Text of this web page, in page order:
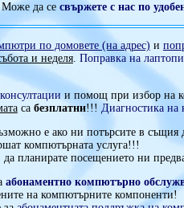
Може да се свържете с нас по
по домовете (на адрес) и
и неделя. Поправка на лаптопи
и помощ при избор на
са безплатни!!! Диагностика на
е ако ни потърсите в
компютърната услуга!!!
планирате посещението ни
абонаментно компютърно
на компютърните компоненти!